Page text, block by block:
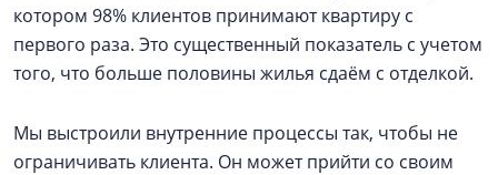
котором 98% клиентов принимают квартиру с
первого раза. Это существенный показатель с учетом
того, что больше половины жилья сдаём с отделкой.
Мы выстроили внутренние процессы так, чтобы не
ограничивать клиента. Он может прийти со своим